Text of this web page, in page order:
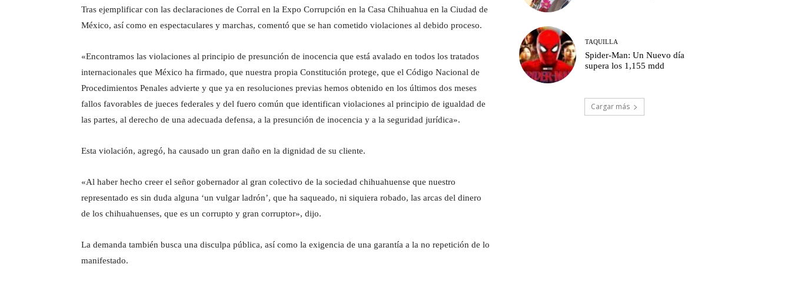
Tras ejemplificar con las declaraciones de Corral en la Expo Corrupción en la Casa Chihuahua en la Ciudad de
México, así como en espectaculares y marchas, comentó que se han cometido violaciones al debido proceso.
«Encontramos las violaciones al principio de presunción de inocencia que está avalado en todos los tratados
internacionales que México ha firmado, que nuestra propia Constitución protege, que el Código Nacional de
Procedimientos Penales advierte y que ya en resoluciones previas hemos obtenido en los últimos dos meses
fallos favorables de jueces federales y del fuero común que identifican violaciones al principio de igualdad de
las partes, al derecho de una adecuada defensa, a la presunción de inocencia y a la seguridad jurídica».
Esta violación, agregó, ha causado un gran daño en la dignidad de su cliente.
«Al haber hecho creer el señor gobernador al gran colectivo de la sociedad chihuahuense que nuestro
representado es sin duda alguna ‘un vulgar ladrón’, que ha saqueado, ni siquiera robado, las arcas del dinero
de los chihuahuenses, que es un corrupto y gran corruptor», dijo.
La demanda también busca una disculpa pública, así como la exigencia de una garantía a la no repetición de lo
manifestado.
TAQUILLA
Spider-Man: Un Nuevo día
supera los 1,155 mdd
Cargar más